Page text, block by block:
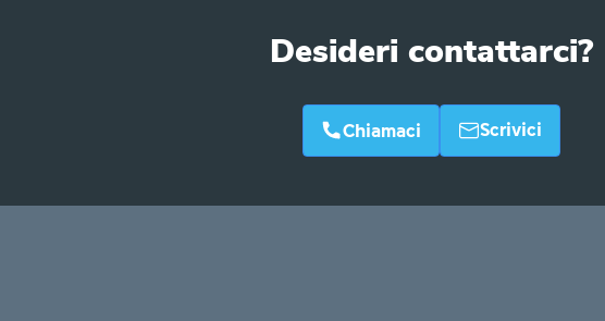
Desideri contattarci?
Chiamaci Scrivici